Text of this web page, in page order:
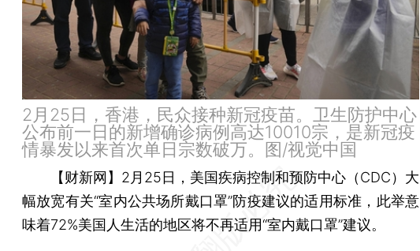
2月25日，香港，民众接种新冠疫苗。卫生防护中心
公布前一日的新增确诊病例高达10010宗，是新冠疫
情暴发以来首次单日宗数破万。图/视觉中国
【财新网】 2月25日，美国疾病控制和预防中心（CDC）大
幅放宽有关“室内公共场所戴口罩”防疫建议的适用标准，此举意
味着72%美国人生活的地区将不再适用“室内戴口罩”建议。